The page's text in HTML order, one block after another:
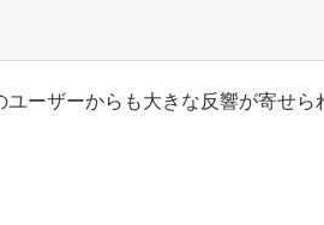
ーザーからも大きな反響が寄せら